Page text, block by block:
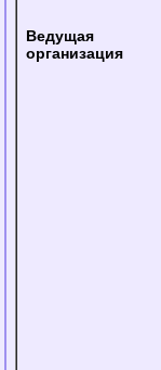
Ведущая
организация